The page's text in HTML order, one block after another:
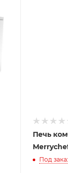
Печь
Под